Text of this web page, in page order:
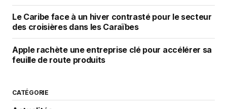
Le Caribe face à un hiver contrasté pour le secteur
des croisières dans les Caraïbes
Apple rachète une entreprise clé pour accélérer sa
feuille de route produits
CATÉGORIE